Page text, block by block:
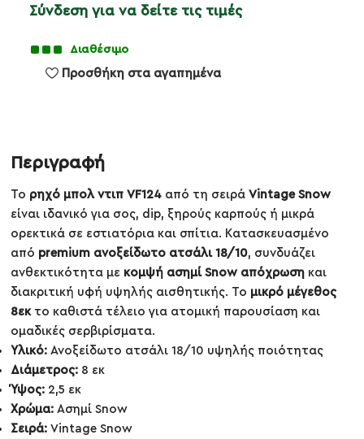
Σύνδεση για να δείτε τις τιμές
Διαθέσιμο
Προσθήκη στα αγαπημένα
Περιγραφή
Το ρηχό μπoλ ντιπ VF124 από τη σειράVintage Snow
είναι ιδανικό για σος, dip, ξηρούς καρπούς ή μικρά
ορεκτικά σε εστιατόρια και σπίτια. Κατασκευασμένο
από premium ανοξείδωτο ατσάλι 18/10, συνδυάζει
ανθεκτικότητα με κομψή ασημί Snow απόχρωση και
διακριτική υφή υψηλής αισθητικής. Το μικρό μέγεθος
8εκτο καθιστά τέλειο για ατομική παρουσίαση και
ομαδικές σερβιρίσματα.
Υλικό: Ανοξείδωτο ατσάλι 18/10 υψηλής ποιότητας
Διάμετρος: 8 εκ
Ύψος: 2,5 εκ
Χρώμα: Ασημί Snow
Σειρά: Vintage Snow